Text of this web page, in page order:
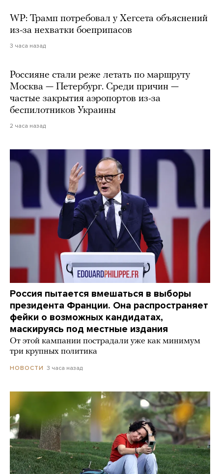
WP: Трамп потребовал у Хегсета объяснений
из-за нехватки боеприпасов
3 часа назад
Россияне стали реже летать по маршруту
Москва — Петербург. Среди причин —
частые закрытия аэропортов из-за
беспилотников Украины
2 часа назад
Россия пытается вмешаться в выборы
президента Франции. Она распространяет
фейки о возможных кандидатах,
маскируясь под местные издания
От этой кампании пострадали уже как минимум
три крупных политика
НОВОСТИ 3 часа назад